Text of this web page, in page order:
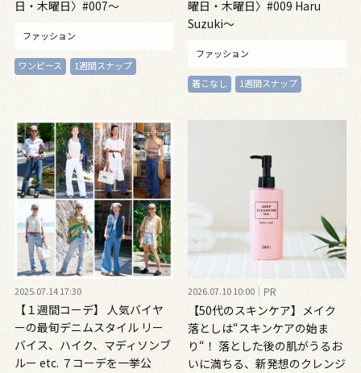
日・木曜日〉#007～
ファッション
ワンピース 1週間スナップ
曜日・木曜日〉#009 Haru
Suzuki～
ファッション
着こなし 1週間スナップ
2025.07.14 17:30
【１週間コーデ】 人気バイヤ
ーの最旬デニムスタイル リー
バイス、ハイク、マディソンブ
ルー etc. ７コーデを一挙公
2026.07.10 10:00 PR
【50代のスキンケア】メイク
落としは“スキンケアの始ま
り“！ 落とした後の肌がうるお
いに満ちる、新発想のクレンジ